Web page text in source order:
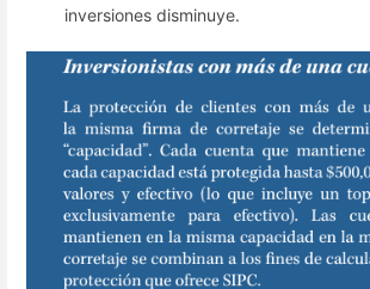
inversiones disminuye.